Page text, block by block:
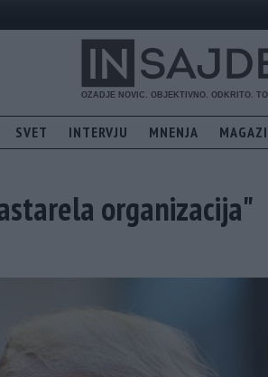
SVET INTERVJU MNENJA
organizacija"